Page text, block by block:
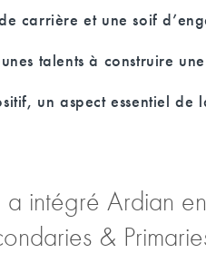
carrière et une soif
talents à construire
un aspect essentiel de
intégré Ardian
&